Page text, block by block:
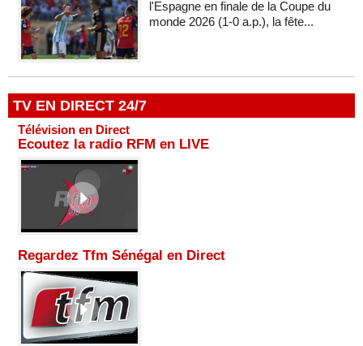
l'Espagne en finale de la Coupe du
monde 2026 (1-0 a.p.), la fête...
TV EN DIRECT 24/7
Télévision en Direct
Ecoutez la radio RFM en LIVE
Regardez Tfm Sénégal en Direct